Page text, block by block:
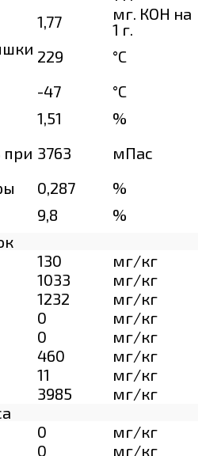
1,77
мг. КОН на
1 г.
229
°C
-47
°C
1,51
%
при 3763
мПас
0,287
%
9,8
%
130
мг/кг
1033
мг/кг
1232
мг/кг
0
мг/кг
0
мг/кг
460
мг/кг
11
мг/кг
3985
мг/кг
0
мг/кг
0
мг/кг